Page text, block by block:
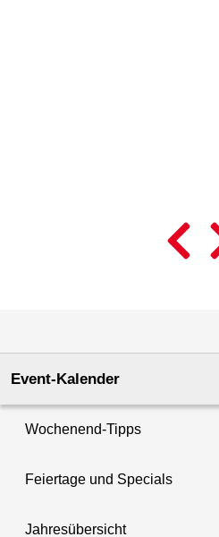
Event-Kalender
Wochenend-Tipps
Feiertage und Specials
Jahresübersicht